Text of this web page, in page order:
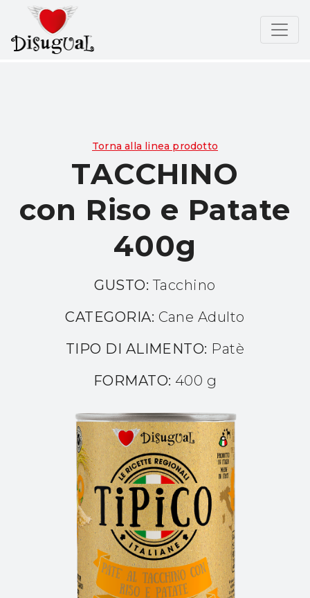
Torna alla linea prodotto
TACCHINO
con Riso e Patate
400g
GUSTO:Tacchino
CATEGORIA: Cane Adulto
TIPO DI ALIMENTO: Patè
FORMATO: 400 g